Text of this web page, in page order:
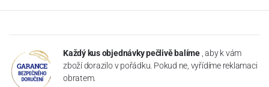
Každý kus objednávky pečlivě balíme , aby k vám
zboží dorazilo v pořádku. Pokud ne, vyřídíme reklamaci
obratem.